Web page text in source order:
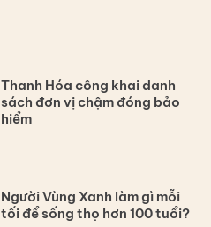
Thanh Hóa công khai danh
sách đơn vị chậm đóng bảo
hiểm
Người Vùng Xanh làm gì mỗi
tối để sống thọ hơn 100 tuổi?